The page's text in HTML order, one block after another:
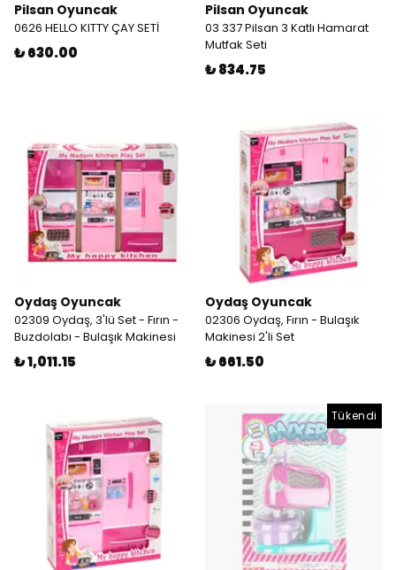
Pilsan Oyuncak
0626 HELLO KITTY ÇAY SETİ
₺ 630.00
Pilsan Oyuncak
03 337 Pilsan 3 Katlı Hamarat
Mutfak Seti
₺ 834.75
Oydaş Oyuncak
02309 Oydaş, 3'lü Set - Fırın -
Buzdolabı - Bulaşık Makinesi
₺ 1,011.15
Oydaş Oyuncak
02306 Oydaş, Fırın - Bulaşık
Makinesi 2'li Set
₺ 661.50
Tükendi